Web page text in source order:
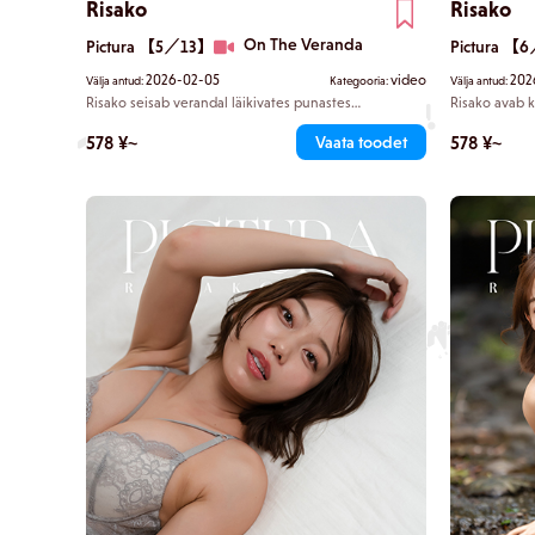
Risako
Pictura 【5／13】 On The Veranda
Välja antud:2026-02-05 Kategooria:video
Risako seisab verandal läikivates punastes
kurvide kaunistust alates taljest kuni puusadeni –
tõeline Coca-Cola pudeli kuju. Kuulda on tsikaadide
578 ¥~ Vaata toodet
Risako
Pictura 【6
Välja antud:
Risako avab
rikkalikud,
578 ¥~